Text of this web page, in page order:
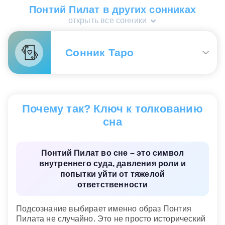
ожиданий.
Мужчине.
ответственностью и внутренним спором между
силой и совестью. Сон показывает ситуацию, где
статус или обязанность требуют жесткости, но
внутри нет полного согласия с собственным
переложить на других.
Понтий Пилат в других сонниках
открыть все сонники
Сонник Таро
Почему так? Ключ к толкованию
сна
Понтий Пилат во сне – это символ
внутреннего суда, давления роли и
попытки уйти от тяжелой
ответственности
Подсознание выбирает именно образ Понтия
Пилата не случайно. Это не просто исторический